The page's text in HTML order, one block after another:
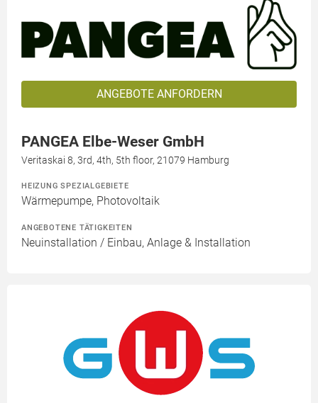
ANGEBOTE ANFORDERN
PANGEA Elbe-Weser GmbH
Veritaskai 8, 3rd, 4th, 5th floor, 21079 Hamburg
HEIZUNG SPEZIALGEBIETE
Wärmepumpe, Photovoltaik
ANGEBOTENE TÄTIGKEITEN
Neuinstallation / Einbau, Anlage & Installation